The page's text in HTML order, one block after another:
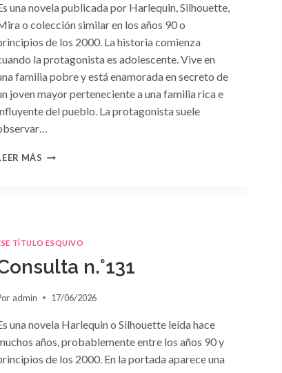
una novela publicada por Harlequin, Silhouette,
o colección similar en los años 90 o
de los 2000. La historia comienza
la protagonista es adolescente. Vive en
familia pobre y está enamorada en secreto de
joven mayor perteneciente a una familia rica e
del pueblo. La protagonista suele
MÁS CONSULTA
TÍTULO ESQUIVO
n.°131
admin 17/06/2026
una novela Harlequin o Silhouette leída hace
años, probablemente entre los años 90 y
de los 2000. En la portada aparece una